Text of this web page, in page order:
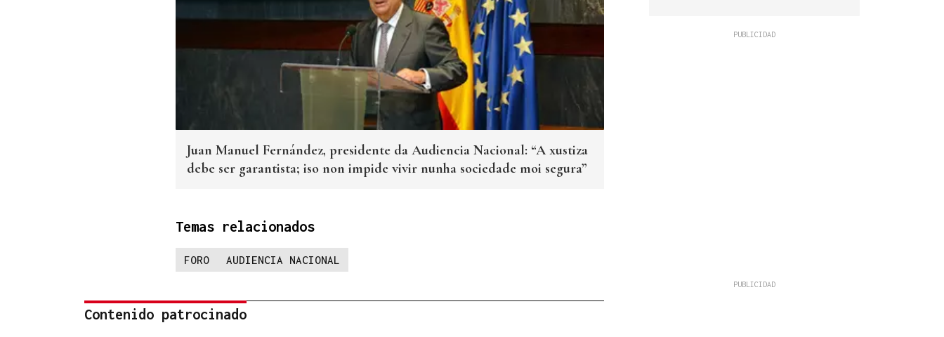
Juan Manuel Fernández, presidente da Audiencia Nacional: “A xustiza
debe ser garantista; iso non impide vivir nunha sociedade moi segura”
Temas relacionados
FORO AUDIENCIA NACIONAL
Contenido patrocinado